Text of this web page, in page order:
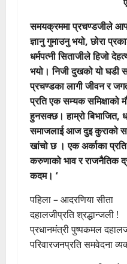
समयक्रममा प्रचण्डजीले
ज्ञानु गुमाउनु भयो, छोरा
धर्मपत्नी सिताजीले हिजो
भयो। निजी दुखको यो घडी
प्रचण्डका लागी जीवन र
प्रति एक सम्यक समिक्षाको
हुनसक्छ। हाम्रो बिभाजित,
समाजलाई आज दुइ कुराको
खांचो छ । एक अर्काका प्रति
करुणाको भाव र राजनैतिक
कदम। ‘
पहिला – आदरणिया सीता
दहालजीप्रति श्रद्धान्जली !
प्रधानमंत्री पुष्पकमल
परिवारजनप्रति समवेदना